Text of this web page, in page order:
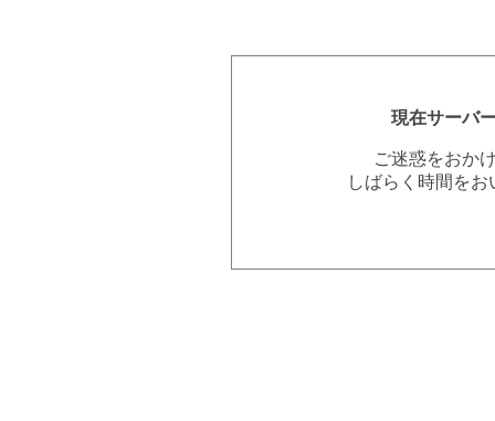
現在サーバ
ご迷惑をおか
しばらく時間を